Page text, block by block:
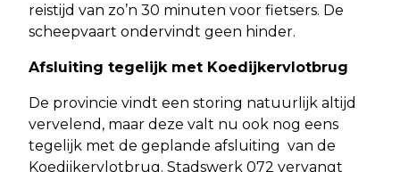
reistijd van zo’n 30 minuten voor fietsers. De
scheepvaart ondervindt geen hinder.
Afsluiting tegelijk met Koedijkervlotbrug
De provincie vindt een storing natuurlijk altijd
vervelend, maar deze valt nu ook nog eens
tegelijk met de geplande afsluiting van de
Koedijkervlotbrug. Stadswerk 072 vervangt